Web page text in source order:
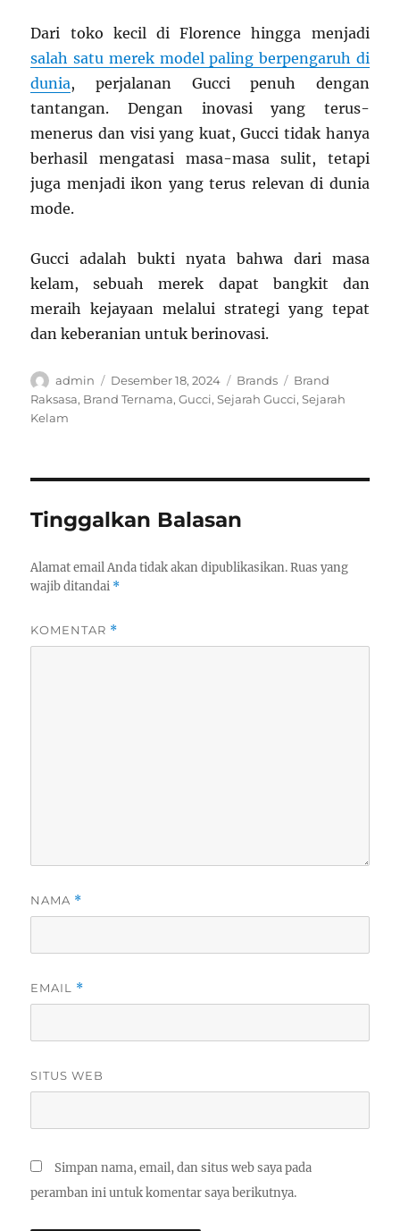
Dari toko kecil di Florence hingga menjadi
salah satu merek model paling berpengaruh di
dunia, perjalanan Gucci penuh dengan
tantangan. Dengan inovasi yang terus-
menerus dan visi yang kuat, Gucci tidak hanya
berhasil mengatasi masa-masa sulit, tetapi
juga menjadi ikon yang terus relevan di dunia
mode.
Gucci adalah bukti nyata bahwa dari masa
kelam, sebuah merek dapat bangkit dan
meraih kejayaan melalui strategi yang tepat
dan keberanian untuk berinovasi.
Author
admin
Posted
on
Desember 18, 2024 Categories
Brands Tags
Brand
Raksasa, Brand Ternama,Gucci,Sejarah Gucci,Sejarah
Kelam
Tinggalkan Balasan
Alamat email Anda tidak akan dipublikasikan. Ruas yang
wajib ditandai *
KOMENTAR *
NAMA *
EMAIL *
SITUS WEB
Simpan nama, email, dan situs web saya pada
peramban ini untuk komentar saya berikutnya.